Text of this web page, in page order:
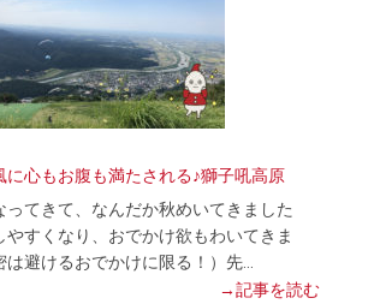
に心もお腹も満たされる♪獅子吼高原
ってきて、なんだか秋めいてきました
やすくなり、おでかけ欲もわいてきま
避けるおでかけに限る！）先…
→記事を読む